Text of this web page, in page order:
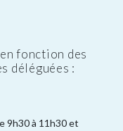
fonction des
déléguées :
9h30 à 11h30 et